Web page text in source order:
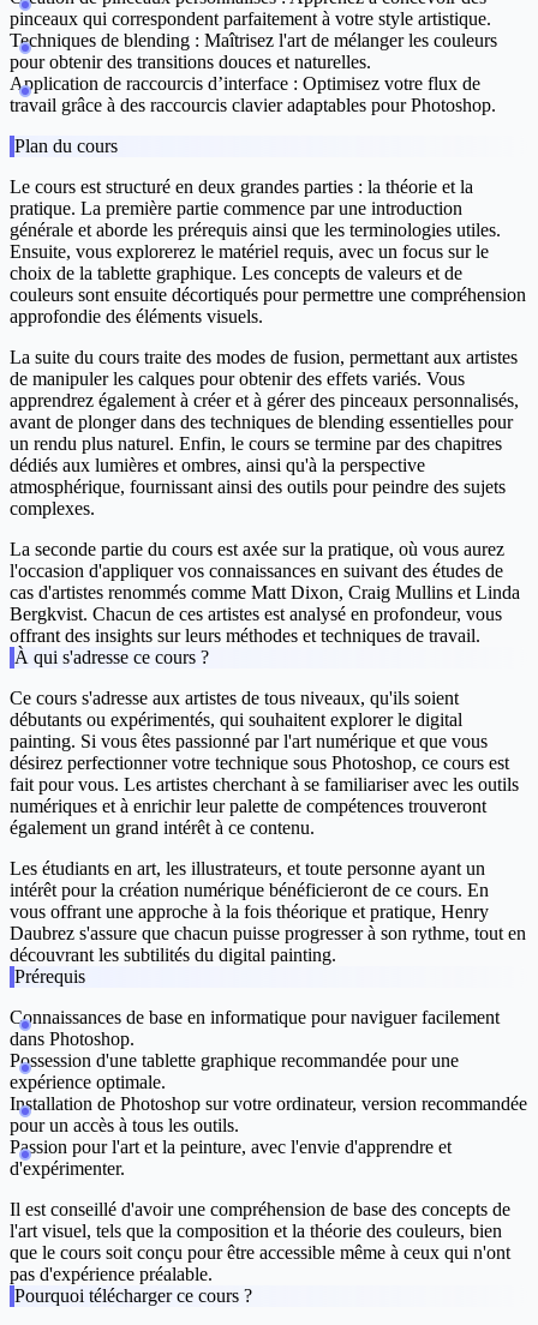
pinceaux qui correspondent parfaitement à votre style artistique.
Techniques de blending : Maîtrisez l'art de mélanger les couleurs
pour obtenir des transitions douces et naturelles.
Application de raccourcis d’interface : Optimisez votre flux de
travail grâce à des raccourcis clavier adaptables pour Photoshop.
Plan du cours
Le cours est structuré en deux grandes parties : la théorie et la
pratique. La première partie commence par une introduction
générale et aborde les prérequis ainsi que les terminologies utiles.
Ensuite, vous explorerez le matériel requis, avec un focus sur le
choix de la tablette graphique. Les concepts de valeurs et de
couleurs sont ensuite décortiqués pour permettre une compréhension
approfondie des éléments visuels.
La suite du cours traite des modes de fusion, permettant aux artistes
de manipuler les calques pour obtenir des effets variés. Vous
apprendrez également à créer et à gérer des pinceaux personnalisés,
avant de plonger dans des techniques de blending essentielles pour
un rendu plus naturel. Enfin, le cours se termine par des chapitres
dédiés aux lumières et ombres, ainsi qu'à la perspective
atmosphérique, fournissant ainsi des outils pour peindre des sujets
complexes.
La seconde partie du cours est axée sur la pratique, où vous aurez
l'occasion d'appliquer vos connaissances en suivant des études de
cas d'artistes renommés comme Matt Dixon, Craig Mullins et Linda
Bergkvist. Chacun de ces artistes est analysé en profondeur, vous
offrant des insights sur leurs méthodes et techniques de travail.
À qui s'adresse ce cours ?
Ce cours s'adresse aux artistes de tous niveaux, qu'ils soient
débutants ou expérimentés, qui souhaitent explorer le digital
painting. Si vous êtes passionné par l'art numérique et que vous
désirez perfectionner votre technique sous Photoshop, ce cours est
fait pour vous. Les artistes cherchant à se familiariser avec les outils
numériques et à enrichir leur palette de compétences trouveront
également un grand intérêt à ce contenu.
Les étudiants en art, les illustrateurs, et toute personne ayant un
intérêt pour la création numérique bénéficieront de ce cours. En
vous offrant une approche à la fois théorique et pratique, Henry
Daubrez s'assure que chacun puisse progresser à son rythme, tout en
découvrant les subtilités du digital painting.
Prérequis
Connaissances de base en informatique pour naviguer facilement
dans Photoshop.
Possession d'une tablette graphique recommandée pour une
expérience optimale.
Installation de Photoshop sur votre ordinateur, version recommandée
pour un accès à tous les outils.
Passion pour l'art et la peinture, avec l'envie d'apprendre et
d'expérimenter.
Il est conseillé d'avoir une compréhension de base des concepts de
l'art visuel, tels que la composition et la théorie des couleurs, bien
que le cours soit conçu pour être accessible même à ceux qui n'ont
pas d'expérience préalable.
Pourquoi télécharger ce cours ?